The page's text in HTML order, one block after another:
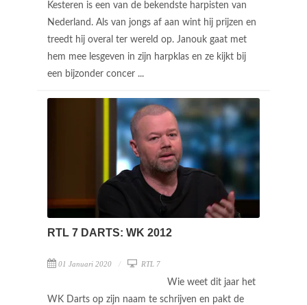
Kesteren is een van de bekendste harpisten van
Nederland. Als van jongs af aan wint hij prijzen en
treedt hij overal ter wereld op. Janouk gaat met
hem mee lesgeven in zijn harpklas en ze kijkt bij
een bijzonder concer ...
RTL 7 DARTS: WK 2012
01 Januari 2020 RTL 7
Wie weet dit jaar het
WK Darts op zijn naam te schrijven en pakt de